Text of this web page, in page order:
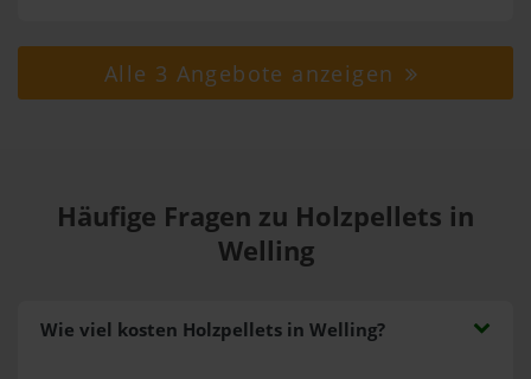
Alle 3 Angebote anzeigen
Häufige Fragen zu Holzpellets in
Welling
Wie viel kosten Holzpellets in Welling?